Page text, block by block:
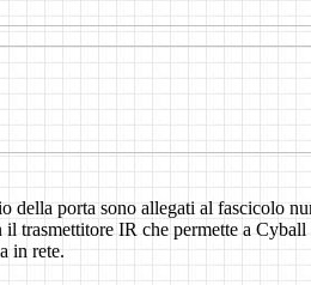
della porta sono allegati al fascicolo
il trasmettitore IR che permette a
in rete.